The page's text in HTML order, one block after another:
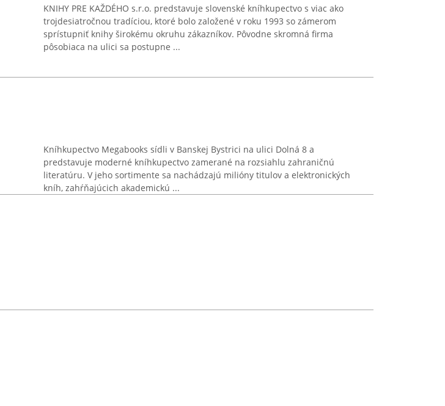
KNIHY PRE KAŽDÉHO s.r.o. predstavuje slovenské kníhkupectvo s viac ako
trojdesiatročnou tradíciou, ktoré bolo založené v roku 1993 so zámerom
sprístupniť knihy širokému okruhu zákazníkov. Pôvodne skromná firma
pôsobiaca na ulici sa postupne ...
Kníhkupectvo Megabooks sídli v Banskej Bystrici na ulici Dolná 8 a
predstavuje moderné kníhkupectvo zamerané na rozsiahlu zahraničnú
literatúru. V jeho sortimente sa nachádzajú milióny titulov a elektronických
kníh, zahŕňajúcich akademickú ...